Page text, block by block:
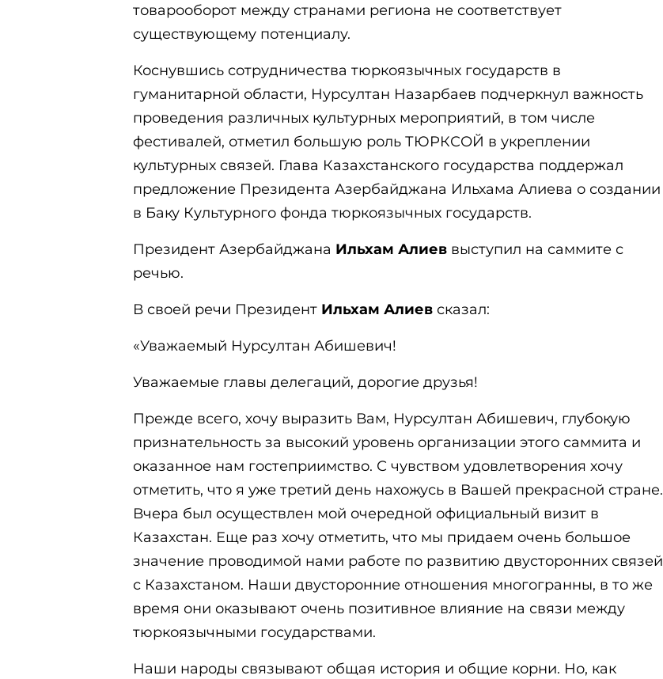
товарооборот между странами региона не соответствует
существующему потенциалу.
Коснувшись сотрудничества тюркоязычных государств в
гуманитарной области, Нурсултан Назарбаев подчеркнул важность
проведения различных культурных мероприятий, в том числе
фестивалей, отметил большую роль ТЮРКСОЙ в укреплении
культурных связей. Глава Казахстанского государства поддержал
предложение Президента Азербайджана Ильхама Алиева о создании
в Баку Культурного фонда тюркоязычных государств.
Президент Азербайджана Ильхам Алиев выступил на саммите с
речью.
В своей речи Президент Ильхам Алиев сказал:
«Уважаемый Нурсултан Абишевич!
Уважаемые главы делегаций, дорогие друзья!
Прежде всего, хочу выразить Вам, Нурсултан Абишевич, глубокую
признательность за высокий уровень организации этого саммита и
оказанное нам гостеприимство. С чувством удовлетворения хочу
отметить, что я уже третий день нахожусь в Вашей прекрасной стране.
Вчера был осуществлен мой очередной официальный визит в
Казахстан. Еще раз хочу отметить, что мы придаем очень большое
значение проводимой нами работе по развитию двусторонних связей
с Казахстаном. Наши двусторонние отношения многогранны, в то же
время они оказывают очень позитивное влияние на связи между
тюркоязычными государствами.
Наши народы связывают общая история и общие корни. Но, как